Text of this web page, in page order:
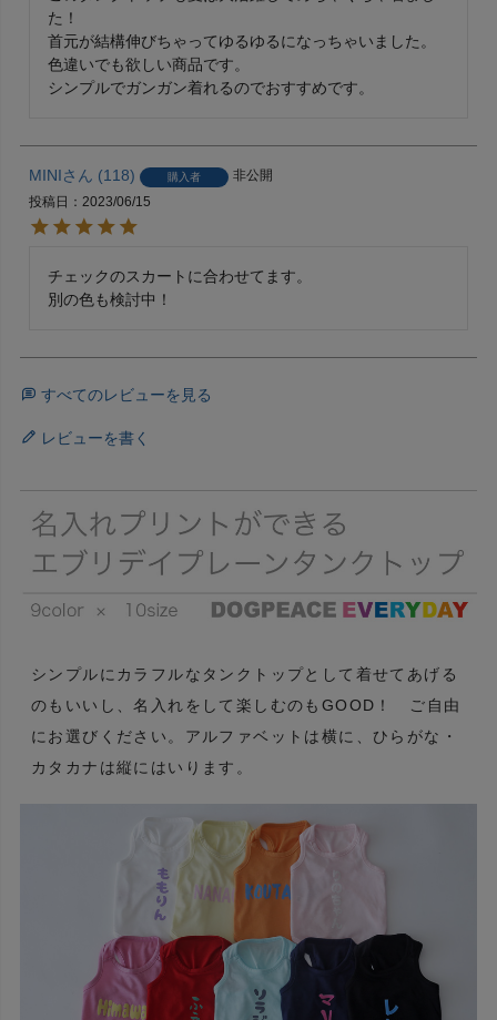
た！
首元が結構伸びちゃってゆるゆるになっちゃいました。
色違いでも欲しい商品です。
シンプルでガンガン着れるのでおすすめです。
MINI 118 購入者
非公開
投稿日
2023/06/15
チェックのスカートに合わせてます。
別の色も検討中！
すべてのレビューを見る
レビューを書く
シンプルにカラフルなタンクトップとして着せてあげる
のもいいし、名入れをして楽しむのもGOOD！ ご自由
にお選びください。アルファベットは横に、ひらがな・
カタカナは縦にはいります。